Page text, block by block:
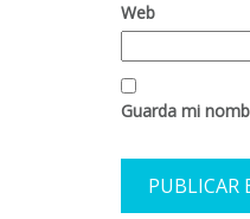
Web
Guarda mi